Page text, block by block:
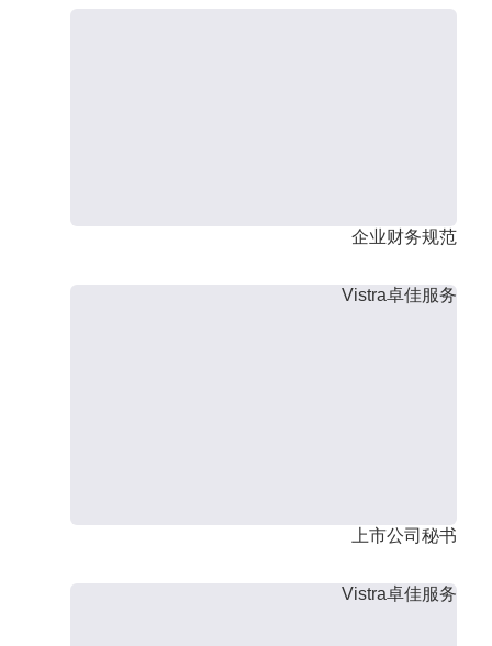
企业财务规范
Vistra卓佳服务
上市公司秘书
Vistra卓佳服务